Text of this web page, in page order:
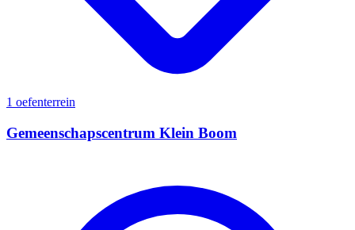
1 oefenterrein
Gemeenschapscentrum Klein Boom